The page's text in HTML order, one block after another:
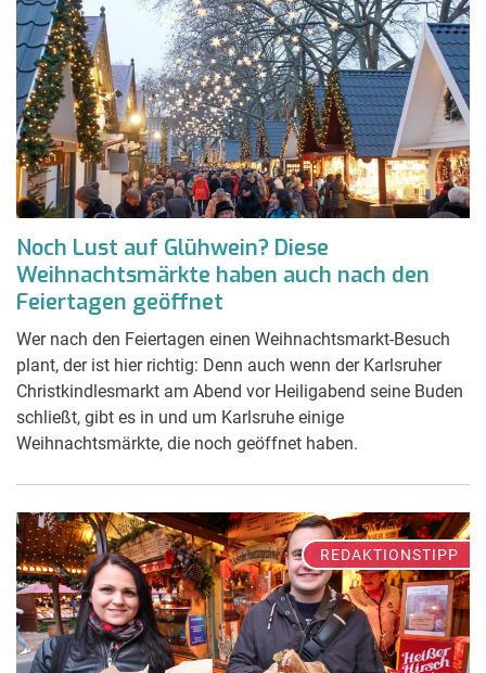
Noch Lust auf Glühwein? Diese
Weihnachtsmärkte haben auch nach den
Feiertagen geöffnet
Wer nach den Feiertagen einen Weihnachtsmarkt-Besuch
plant, der ist hier richtig: Denn auch wenn der Karlsruher
Christkindlesmarkt am Abend vor Heiligabend seine Buden
schließt, gibt es in und um Karlsruhe einige
Weihnachtsmärkte, die noch geöffnet haben.
REDAKTIONSTIPP